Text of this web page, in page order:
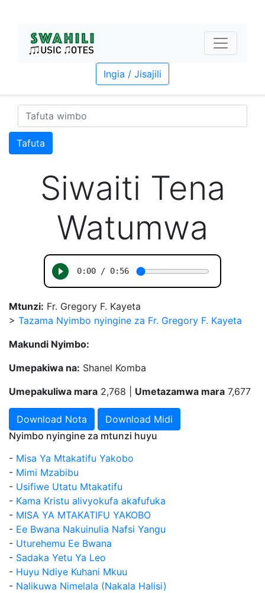
Ingia / Jisajili
Tafuta
Siwaiti Tena
Watumwa
Mtunzi: Fr. Gregory F. Kayeta
> Tazama Nyimbo nyingine za Fr. Gregory F. Kayeta
Makundi Nyimbo:
Umepakiwa na: Shanel Komba
Umepakuliwa mara 2,768 | Umetazamwa mara 7,677
Download Nota
Download Midi
Nyimbo nyingine za mtunzi huyu
- Misa Ya Mtakatifu Yakobo
- Mimi Mzabibu
- Usifiwe Utatu Mtakatifu
- Kama Kristu alivyokufa akafufuka
- MISA YA MTAKATIFU YAKOBO
- Ee Bwana Nakuinulia Nafsi Yangu
- Uturehemu Ee Bwana
- Sadaka Yetu Ya Leo
- Huyu Ndiye Kuhani Mkuu
- Nalikuwa Nimelala (Nakala Halisi)